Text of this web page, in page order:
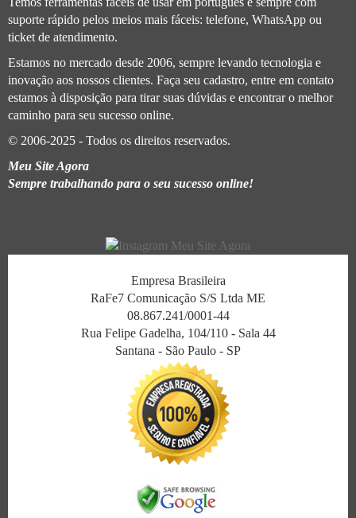
suporte rápido pelos meios mais fáceis: telefone, WhatsApp ou
ticket de atendimento.
Estamos no mercado desde 2006, sempre levando tecnologia e
inovação aos nossos clientes. Faça seu cadastro, entre em contato
estamos à disposição para tirar suas dúvidas e encontrar o melhor
caminho para seu sucesso online.
© 2006-2025 - Todos os direitos reservados.
Meu Site Agora
Sempre trabalhando para o seu sucesso online!
Empresa Brasileira
RaFe7 Comunicação S/S Ltda ME
08.867.241/0001-44
Rua Felipe Gadelha, 104/110 - Sala 44
Santana - São Paulo - SP